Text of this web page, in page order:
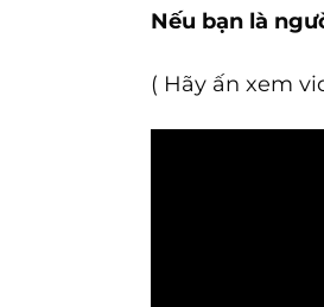
Nếu bạn là
( Hãy ấn xem